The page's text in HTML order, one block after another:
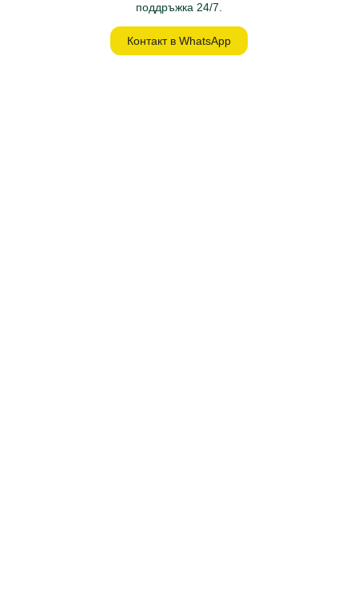
поддръжка 24/7.
Контакт в WhatsApp